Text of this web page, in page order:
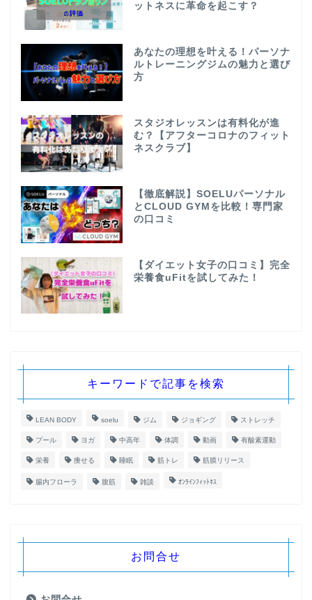
ットネスに革命を起こす？
あなたの理想を叶える！パーソナ
ルトレーニングジムの魅力と選び
方
スタジオレッスンは有料化が進
む？【アフターコロナのフィット
ネスクラブ】
【徹底解説】SOELUパーソナル
とCLOUD GYMを比較！専門家
の口コミ
【ダイエット女子の口コミ】完全
栄養食uFitを試してみた！
キーワードで記事を検索
LEAN BODY soelu ジム ジョギング ストレッチ
プール ヨガ 中高年 体調 動画 有酸素運動
栄養 痩せる 睡眠 筋トレ 筋膜リリース
腸内フローラ 腹筋 雑談 ｵﾝﾗｲﾝﾌｨｯﾄﾈｽ
お問合せ